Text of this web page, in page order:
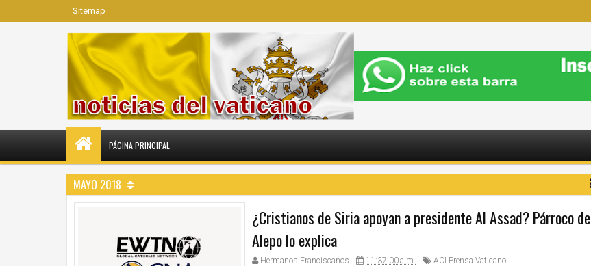
Sitemap
PÁGINA PRINCIPAL
MAYO 2018
¿Cristianos de Siria apoyan a presidente Al Assad? Párroco de
Alepo lo explica
Hermanos Franciscanos 11:37:00 a.m. ACI Prensa Vaticano